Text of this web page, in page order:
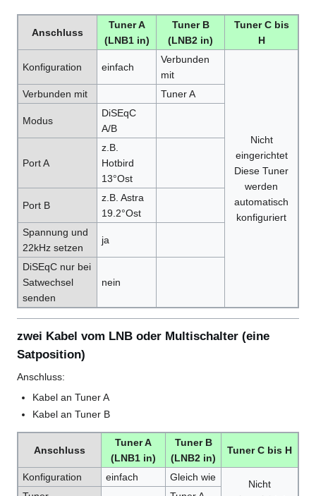
Anschluss
Tuner A
(LNB1 in)
Tuner B
(LNB2 in)
Tuner C bis
H
Konfiguration einfach
Verbunden
mit
Nicht
eingerichtet
Diese Tuner
werden
automatisch
konfiguriert
Verbunden mit Tuner A
Modus
DiSEqC
A/B
Port A
z.B.
Hotbird
13°Ost
Port B
z.B. Astra
19.2°Ost
Spannung und
22kHz setzen
ja
DiSEqC nur bei
Satwechsel
senden
nein
zwei Kabel vom LNB oder Multischalter (eine
Satposition)
Anschluss:
Kabel an Tuner A
Kabel an Tuner B
Anschluss
Tuner A
(LNB1 in)
Tuner B
(LNB2 in)
Tuner C bis H
Konfiguration einfach Gleich wie
Nicht